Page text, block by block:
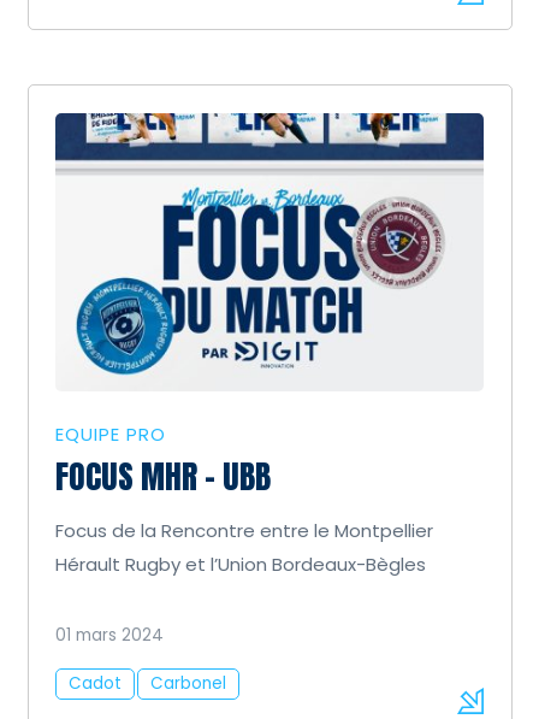
EQUIPE PRO
FOCUS MHR – UBB
Focus de la Rencontre entre le Montpellier
Hérault Rugby et l’Union Bordeaux-Bègles
01 mars 2024
Cadot Carbonel